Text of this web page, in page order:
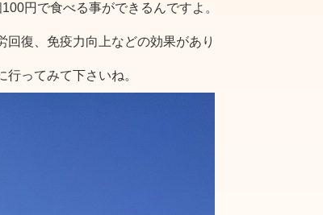
円で食べる事ができるんですよ。
復、免疫力向上などの効果があり
ってみて下さいね。